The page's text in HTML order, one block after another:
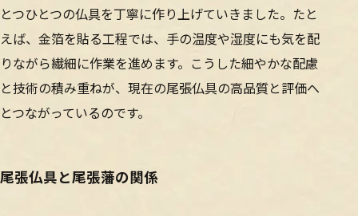
とつひとつの仏具を丁寧に作り上げていきました。たと
えば、金箔を貼る工程では、手の温度や湿度にも気を配
りながら繊細に作業を進めます。こうした細やかな配慮
と技術の積み重ねが、現在の尾張仏具の高品質と評価へ
とつながっているのです。
尾張仏具と尾張藩の関係